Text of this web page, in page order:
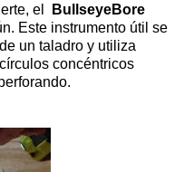
el
BullseyeBore
Este instrumento útil se
un taladro y utiliza
concéntricos